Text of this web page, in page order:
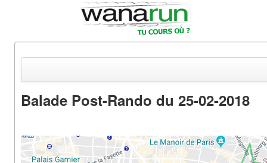
Equipements & Tests
Parcours & Courses
Balade Post-Rando du 25-02-2018